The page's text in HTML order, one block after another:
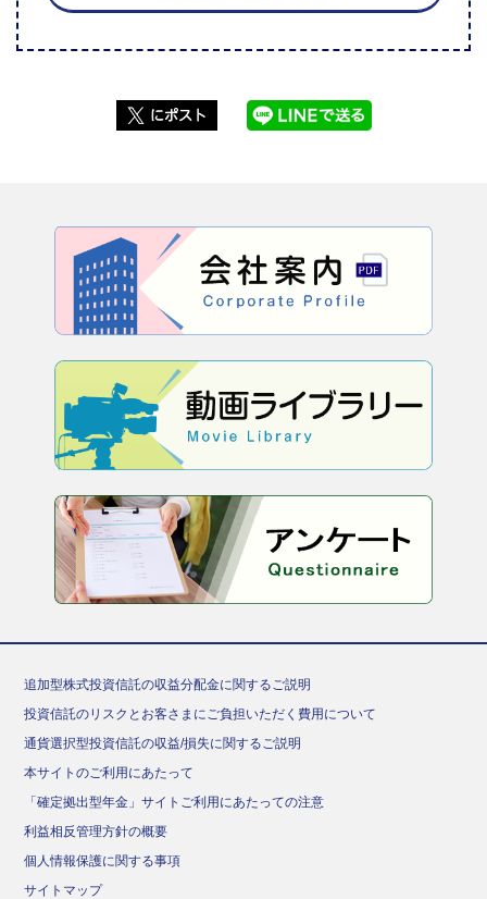
追加型株式投資信託の収益分配金に関するご説明
投資信託のリスクとお客さまにご負担いただく費用について
通貨選択型投資信託の収益/損失に関するご説明
本サイトのご利用にあたって
「確定拠出型年金」サイトご利用にあたっての注意
利益相反管理方針の概要
個人情報保護に関する事項
サイトマップ